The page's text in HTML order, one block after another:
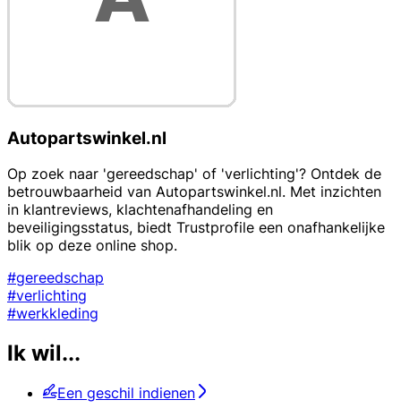
Autopartswinkel.nl
Op zoek naar 'gereedschap' of 'verlichting'? Ontdek de
betrouwbaarheid van Autopartswinkel.nl. Met inzichten
in klantreviews, klachtenafhandeling en
beveiligingsstatus, biedt Trustprofile een onafhankelijke
blik op deze online shop.
#gereedschap
#verlichting
#werkkleding
Ik wil...
Een geschil indienen